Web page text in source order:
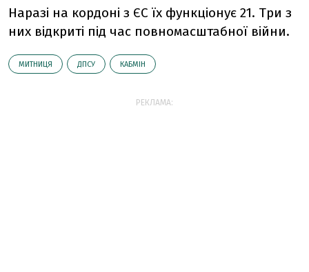
Наразі на кордоні з ЄС їх функціонує 21. Три з
них відкриті під час повномасштабної війни.
МИТНИЦЯ ДПСУ КАБМІН
РЕКЛАМА: